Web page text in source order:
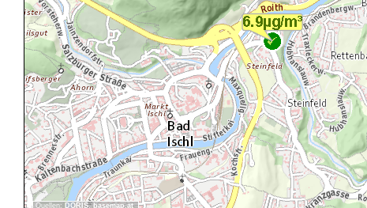
Quellen: DORIS, basemap.at